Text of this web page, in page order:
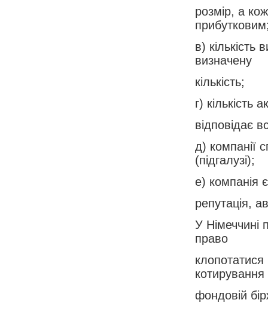
розмір, а
в)
визначену
кількість;
г) кількість
відповідає
д) компанії
(підгалузі);
е) компанія
репутація,
У Німеччині
право
клопотатися
котирування
фондовій